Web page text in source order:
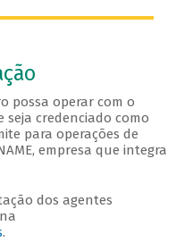
possa operar com o
seja credenciado como
para operações de
empresa que integra
dos agentes
.